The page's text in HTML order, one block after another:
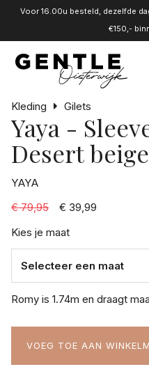
Voor 16.00u besteld, dezelfde
€150,-
Kleding Gilets
Yaya -
Desert beige
YAYA
€ 79,95
€ 39,99
Kies je maat
Romy is 1.74m en draagt
VOEG TOE AAN